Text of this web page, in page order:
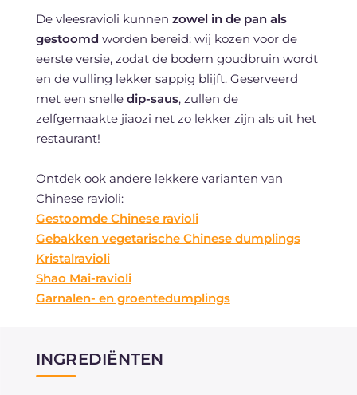
De vleesravioli kunnen zowel in de pan als
gestoomd worden bereid: wij kozen voor de
eerste versie, zodat de bodem goudbruin wordt
en de vulling lekker sappig blijft. Geserveerd
met een snelle dip-saus, zullen de
zelfgemaakte jiaozi net zo lekker zijn als uit het
restaurant!
Ontdek ook andere lekkere varianten van
Chinese ravioli:
Gestoomde Chinese ravioli
Gebakken vegetarische Chinese dumplings
Kristalravioli
Shao Mai-ravioli
Garnalen- en groentedumplings
INGREDIËNTEN